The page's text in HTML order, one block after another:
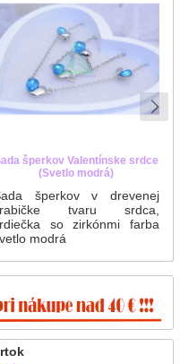
šperkov Valentínske srdce
(Svetlo modrá)
šperkov v drevenej
tvaru srdca,
so zirkónmi farba
modrá